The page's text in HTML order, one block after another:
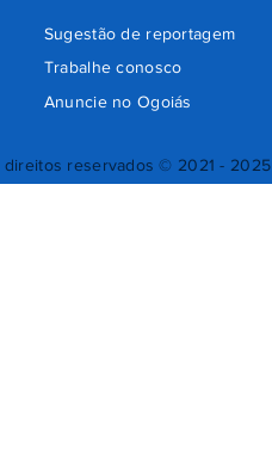
direitos reservados © 2021 - 2025
Sugestão de reportagem
Trabalhe conosco
Anuncie no Ogoiás